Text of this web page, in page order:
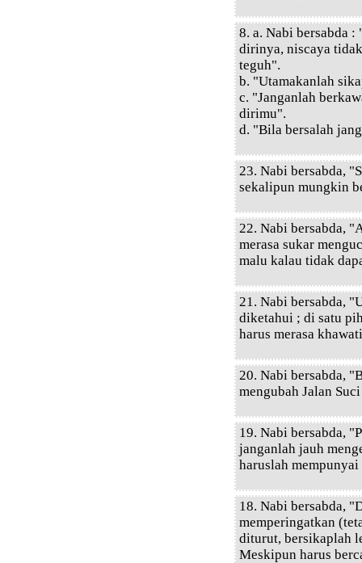
8. a. Nabi bersabda
dirinya, niscaya
teguh".
b. "Utamakanlah
c. "Janganlah
dirimu".
d. "Bila bersalah
23. Nabi bersabda,
sekalipun mungkin
22. Nabi bersabda,
merasa sukar
malu kalau tidak
21. Nabi bersabda,
diketahui ; di satu
harus merasa
20. Nabi bersabda,
mengubah Jalan
19. Nabi bersabda,
janganlah jauh
haruslah
18. Nabi bersabda,
memperingatkan
diturut, bersikaplah
Meskipun harus